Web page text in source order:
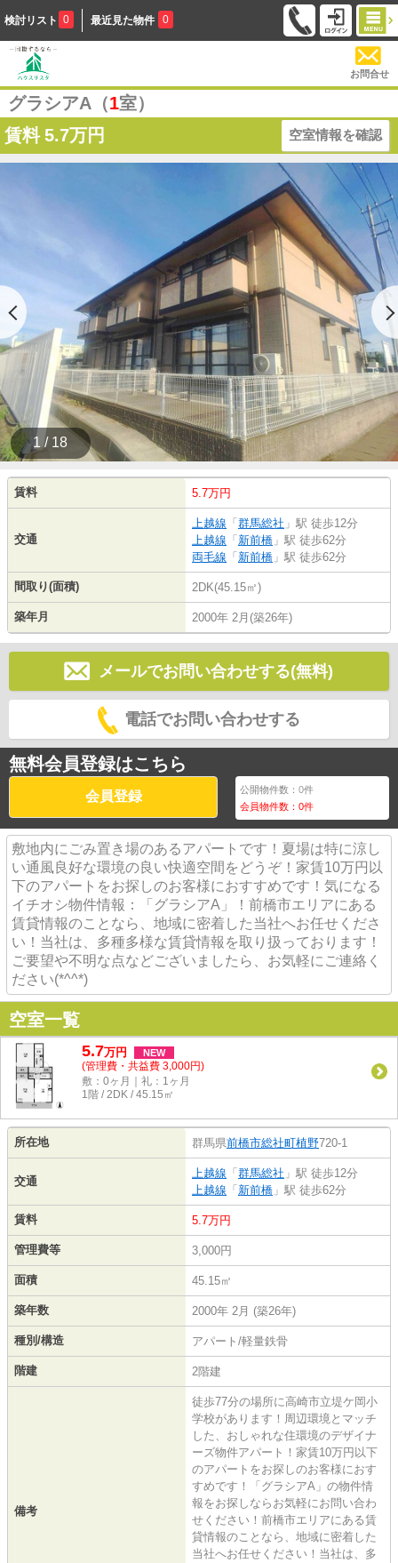
検討リスト 0 最近見た物件 0
お問合せ
グラシアA（1室）
賃料 5.7万円 空室情報を確認
1 / 18
賃料 5.7万円
交通
上越線 「 群馬総社 」駅 徒歩12分
上越線 「 新前橋 」駅 徒歩62分
両毛線 「 新前橋 」駅 徒歩62分
間取り(面積) 2DK(45.15㎡)
築年月 2000年 2月(築26年)
メールでお問い合わせする(無料)
電話でお問い合わせする
無料会員登録はこちら
会員登録 公開物件数：0件
会員物件数：0件
敷地内にごみ置き場のあるアパートです！夏場は特に涼し
い通風良好な環境の良い快適空間をどうぞ！家賃10万円以
下のアパートをお探しのお客様におすすめです！気になる
イチオシ物件情報：「グラシアA」！前橋市エリアにある
賃貸情報のことなら、地域に密着した当社へお任せくださ
い！当社は、多種多様な賃貸情報を取り扱っております！
ご要望や不明な点などございましたら、お気軽にご連絡く
ださい(*^^*)
空室一覧
5.7万円 NEW
(管理費・共益費 3,000円)
敷：0ヶ月｜礼：1ヶ月
1階 / 2DK / 45.15㎡
所在地 群馬県前橋市総社町植野720-1
交通
上越線 「 群馬総社 」駅 徒歩12分
上越線 「 新前橋 」駅 徒歩62分
賃料 5.7万円
管理費等 3,000円
面積 45.15㎡
築年数 2000年 2月 (築26年)
種別/構造 アパート/軽量鉄骨
階建 2階建
備考
徒歩77分の場所に高崎市立堤ケ岡小
学校があります！周辺環境とマッチ
した、おしゃれな住環境のデザイナ
ーズ物件アパート！家賃10万円以下
のアパートをお探しのお客様におす
すめです！「グラシアA」の物件情
報をお探しならお気軽にお問い合わ
せください！前橋市エリアにある賃
貸情報のことなら、地域に密着した
当社へお任せください！当社は、多